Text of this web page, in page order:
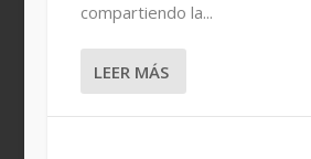
compartiendo la...
LEER MÁS